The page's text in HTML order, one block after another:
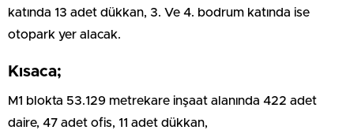
katında 13 adet dükkan, 3. Ve 4. bodrum katında ise
otopark yer alacak.
Kısaca;
M1 blokta 53.129 metrekare inşaat alanında 422 adet
daire, 47 adet ofis, 11 adet dükkan,